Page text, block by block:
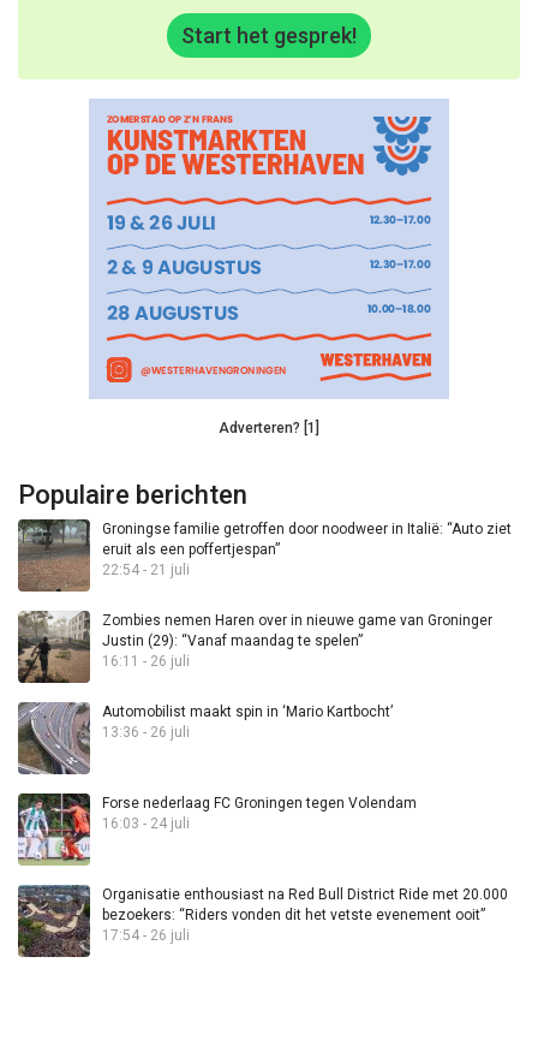
Start het gesprek!
Adverteren? [1]
Populaire berichten
Groningse familie getroffen door noodweer in Italië: “Auto ziet
eruit als een poffertjespan”
22:54 - 21 juli
Zombies nemen Haren over in nieuwe game van Groninger
Justin (29): “Vanaf maandag te spelen”
16:11 - 26 juli
Automobilist maakt spin in ‘Mario Kartbocht’
13:36 - 26 juli
Forse nederlaag FC Groningen tegen Volendam
16:03 - 24 juli
Organisatie enthousiast na Red Bull District Ride met 20.000
bezoekers: “Riders vonden dit het vetste evenement ooit”
17:54 - 26 juli